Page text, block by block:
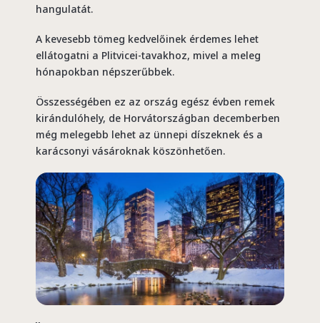
hangulatát.
A kevesebb tömeg kedvelőinek érdemes lehet
ellátogatni a Plitvicei-tavakhoz, mivel a meleg
hónapokban népszerűbbek.
Összességében ez az ország egész évben remek
kirándulóhely, de Horvátországban decemberben
még melegebb lehet az ünnepi díszeknek és a
karácsonyi vásároknak köszönhetően.